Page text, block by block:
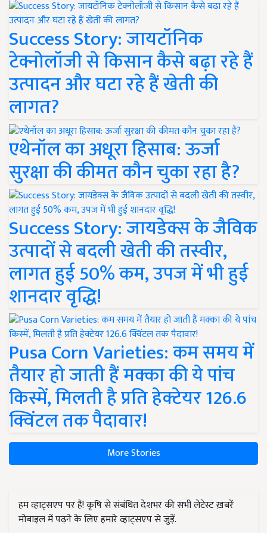
Success Story: जायटॉनिक
टेक्नोलॉजी से किसान कैसे बढ़ा रहे हैं
उत्पादन और घटा रहे हैं खेती की
लागत?
एथेनॉल का अधूरा हिसाब: ऊर्जा
सुरक्षा की कीमत कौन चुका रहा है?
Success Story: जायडेक्स के जैविक
उत्पादों से बदली खेती की तस्वीर,
लागत हुई 50% कम, उपज में भी हुई
शानदार वृद्धि!
Pusa Corn Varieties: कम समय में
तैयार हो जाती हैं मक्का की ये पांच
किस्में, मिलती है प्रति हेक्टेयर 126.6
क्विंटल तक पैदावार!
More Stories
हम व्हाट्सएप पर हैं! कृषि से संबंधित देशभर की सभी लेटेस्ट ख़बरें
मोबाइल में पढ़ने के लिए हमारे व्हाट्सएप से जुड़ें.